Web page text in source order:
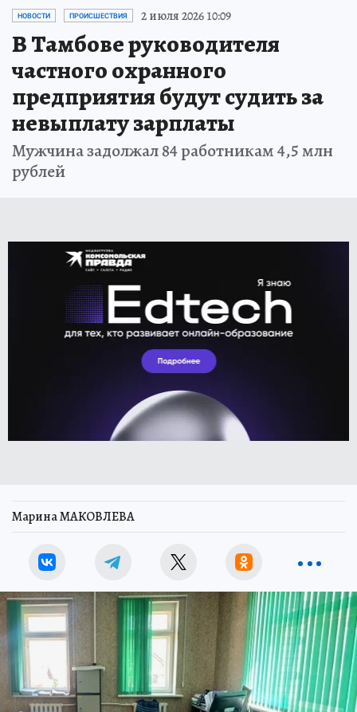
НОВОСТИ ПРОИСШЕСТВИЯ 2 июля 2026 10:09
В Тамбове руководителя
частного охранного
предприятия будут судить за
невыплату зарплаты
Мужчина задолжал 84 работникам 4,5 млн
рублей
Марина МАКОВЛЕВА